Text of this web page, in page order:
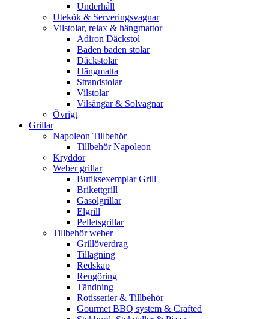
Underhåll
Utekök & Serveringsvagnar
Vilstolar, relax & hängmattor
Adiron Däckstol
Baden baden stolar
Däckstolar
Hängmatta
Strandstolar
Vilstolar
Vilsängar & Solvagnar
Övrigt
Grillar
Napoleon Tillbehör
Tillbehör Napoleon
Kryddor
Weber grillar
Butiksexemplar Grill
Brikettgrill
Gasolgrillar
Elgrill
Pelletsgrillar
Tillbehör weber
Grillöverdrag
Tillagning
Redskap
Rengöring
Tändning
Rotisserier & Tillbehör
Gourmet BBQ system & Crafted